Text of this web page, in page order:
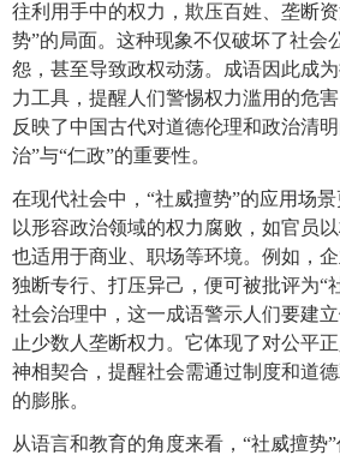
往利用手中的权力，欺压百姓、垄断
势”的局面。这种现象不仅破坏了社会
怨，甚至导致政权动荡。成语因此成
力工具，提醒人们警惕权力滥用的危
反映了中国古代对道德伦理和政治清
治”与“仁政”的重要性。
在现代社会中，“社威擅势”的应用场
以形容政治领域的权力腐败，如官员
也适用于商业、职场等环境。例如，
独断专行、打压异己，便可被批评为“
社会治理中，这一成语警示人们要建
止少数人垄断权力。它体现了对公平
神相契合，提醒社会需通过制度和道
的膨胀。
从语言和教育的角度来看，“社威擅势